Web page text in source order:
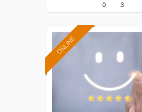
0 3
ONLINE
Formación 100%
subvencionada.
Para desempleados,
trabajadores y autónomos.